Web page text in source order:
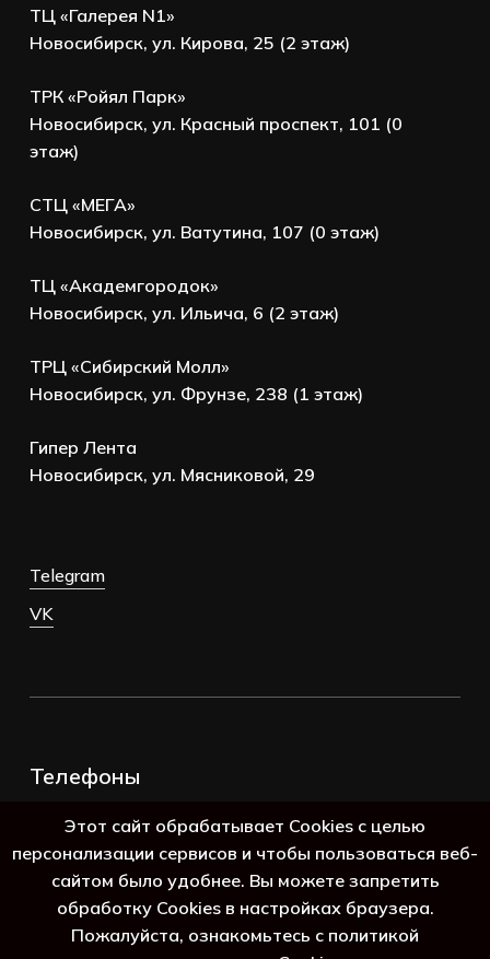
ТЦ «Галерея N1»
Новосибирск, ул. Кирова, 25 (2 этаж)
ТРК «Ройял Парк»
Новосибирск, ул. Красный проспект, 101 (0
этаж)
СТЦ «МЕГА»
Новосибирск, ул. Ватутина, 107 (0 этаж)
ТЦ «Академгородок»
Новосибирск, ул. Ильича, 6 (2 этаж)
ТРЦ «Сибирский Молл»
Новосибирск, ул. Фрунзе, 238 (1 этаж)
Гипер Лента
Новосибирск, ул. Мясниковой, 29
Telegram
VK
Телефоны
8 (800) 250-69-39
Этот сайт обрабатывает Cookies с целью
персонализации сервисов и чтобы пользоваться веб-
сайтом было удобнее. Вы можете запретить
обработку Cookies в настройках браузера.
Пожалуйста, ознакомьтесь с политикой